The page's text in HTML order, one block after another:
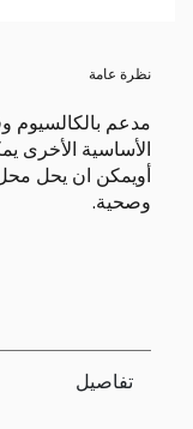
نظرة عامة
مدعم بالكالسيوم
الأساسية الأخرى
أويمكن ان يحل
وصحية.
تفاصيل